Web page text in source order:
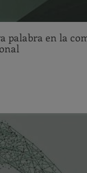
palabra en la